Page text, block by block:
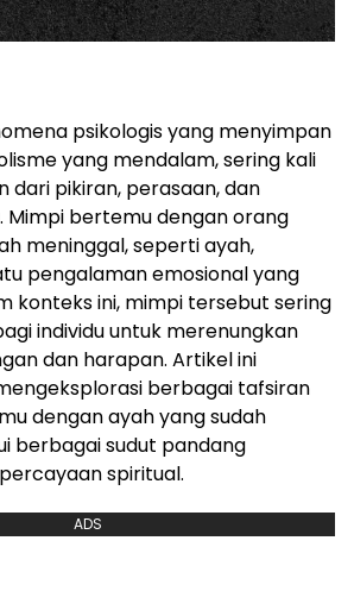
psikologis yang menyimpan
yang mendalam, sering kali
dari pikiran, perasaan, dan
Mimpi bertemu dengan orang
meninggal, seperti ayah,
pengalaman emosional yang
konteks ini, mimpi tersebut sering
individu untuk merenungkan
dan harapan. Artikel ini
berbagai tafsiran
dengan ayah yang sudah
berbagai sudut pandang
spiritual.
ADS